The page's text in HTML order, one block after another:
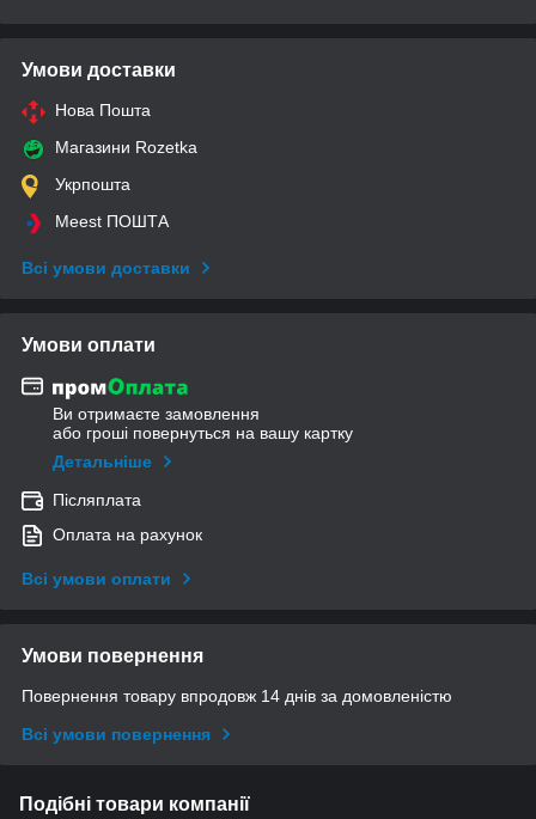
Умови доставки
Нова Пошта
Магазини Rozetka
Укрпошта
Meest ПОШТА
Всі умови доставки
Умови оплати
Ви отримаєте замовлення
або гроші повернуться на вашу картку
Детальніше
Післяплата
Оплата на рахунок
Всі умови оплати
Умови повернення
Повернення товару впродовж 14 днів за домовленістю
Всі умови повернення
Подібні товари компанії